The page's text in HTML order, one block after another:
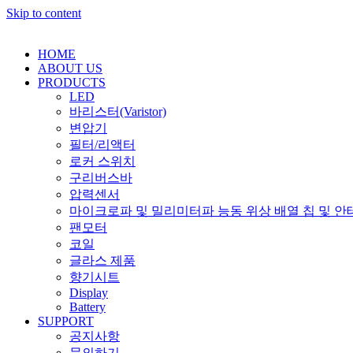
Skip to content
HOME
ABOUT US
PRODUCTS
LED
바리스터(Varistor)
변압기
필터/리액터
로커 스위치
구리버스바
압력센서
마이크로파 및 밀리미터파 능동 위상 배열 칩 및 안
팬모터
코일
글라스 제품
향기시트
Display
Battery
SUPPORT
공지사항